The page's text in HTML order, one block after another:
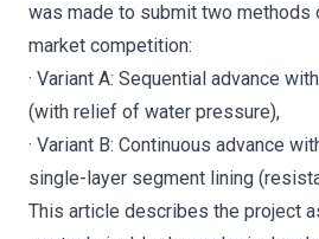
was made to submit two methods
market competition:
· Variant A: Sequential advance
(with relief of water pressure),
· Variant B: Continuous advance
single-layer segment lining
This article describes the project